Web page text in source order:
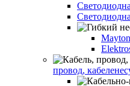
провод,